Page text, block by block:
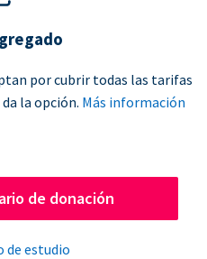
por cubrir todas las tarifas
la opción. Más información
de donación
de estudio